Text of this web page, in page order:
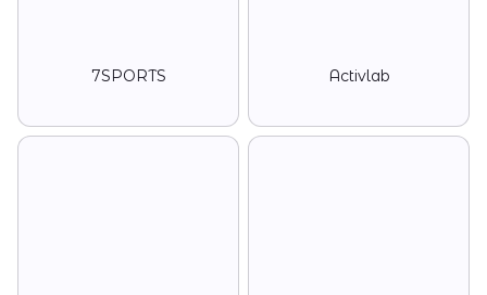
7SPORTS Activlab